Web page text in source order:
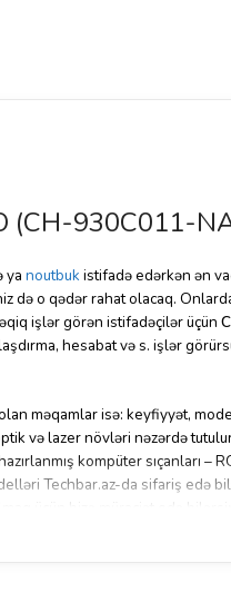
(CH-930C011-
ya noutbuk istifadə edərkən ən
də o qədər rahat olacaq.
işlər görən istifadəçilər üçün
hesabat və s. işlər
məqamlar isə: keyfiyyət,
və lazer növləri nəzərdə
kompüter sıçanları –
Techbar.az-da sifariş edə
bir texnikaya, dükanımız